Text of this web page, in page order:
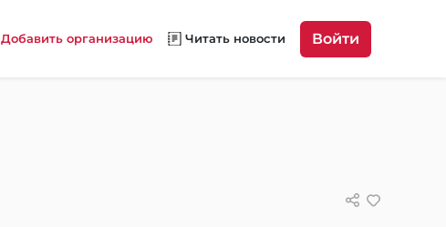
Добавить организацию Читать новости Войти